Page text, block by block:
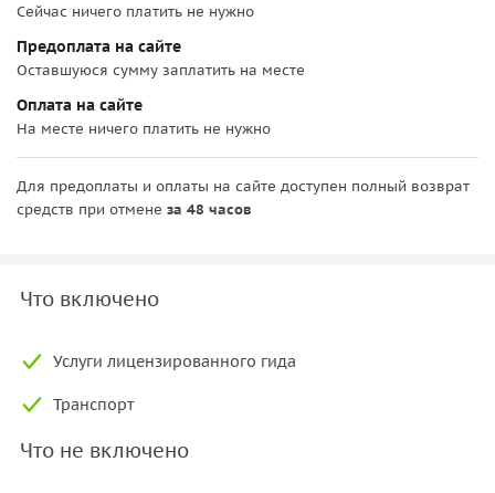
Сейчас ничего платить не нужно
Предоплата на сайте
Оставшуюся сумму заплатить на месте
Оплата на сайте
На месте ничего платить не нужно
Для предоплаты и оплаты на сайте доступен полный возврат
средств при отмене за 48 часов
Что включено
Услуги лицензированного гида
Транспорт
Что не включено